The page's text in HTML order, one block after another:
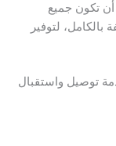
تكون جميع
لتوفير
توصيل واستقبال